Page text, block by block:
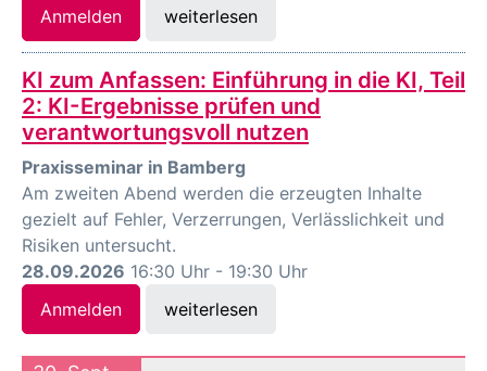
Anmelden
weiterlesen
KI zum Anfassen: Einführung in die KI, Teil
2: KI-Ergebnisse prüfen und
verantwortungsvoll nutzen
Praxisseminar in Bamberg
Am zweiten Abend werden die erzeugten Inhalte
gezielt auf Fehler, Verzerrungen, Verlässlichkeit und
Risiken untersucht.
28.09.2026 16:30 Uhr - 19:30 Uhr
Anmelden
weiterlesen